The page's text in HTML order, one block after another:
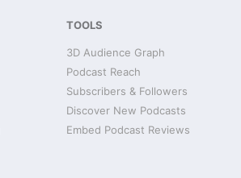
TOOLS
3D Audience Graph
Podcast Reach
Subscribers & Followers
Discover New Podcasts
Embed Podcast Reviews